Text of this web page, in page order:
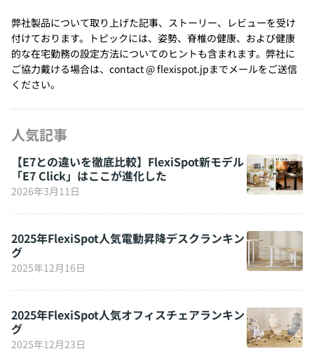
弊社製品について取り上げた記事、ストーリー、レビューを受け
付けております。トピックには、姿勢、脊椎の健康、および健康
的な在宅勤務の設定方法についてのヒントも含まれます。弊社に
ご協力戴ける場合は、contact @ flexispot.jpまでメールをご送信
ください。
人気記事
【E7との違いを徹底比較】FlexiSpot新モデル
「E7 Click」はここが進化した
2026年3月11日
2025年FlexiSpot人気電動昇降デスクランキン
グ
2025年12月16日
2025年FlexiSpot人気オフィスチェアランキン
グ
2025年12月23日